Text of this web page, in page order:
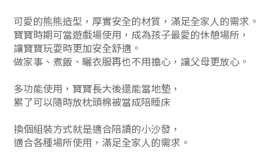
可愛的熊熊造型，厚實安全的材質，滿足全家人的需求。
寶寶時期可當遊戲場使用，成為孩子最愛的休憩場所，
讓寶寶玩耍時更加安全舒適。
做家事、煮飯、曬衣服再也不用擔心，讓父母更放心。
多功能使用，寶寶長大後還能當地墊，
累了可以隨時放枕頭棉被當成陪睡床
換個組裝方式就是適合陪讀的小沙發，
適合各種場所使用，滿足全家人的需求。